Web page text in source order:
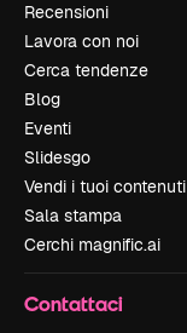
Recensioni
Lavora con noi
Cerca tendenze
Blog
Eventi
Slidesgo
Vendi i tuoi contenuti
Sala stampa
Cerchi magnific.ai
Contattaci